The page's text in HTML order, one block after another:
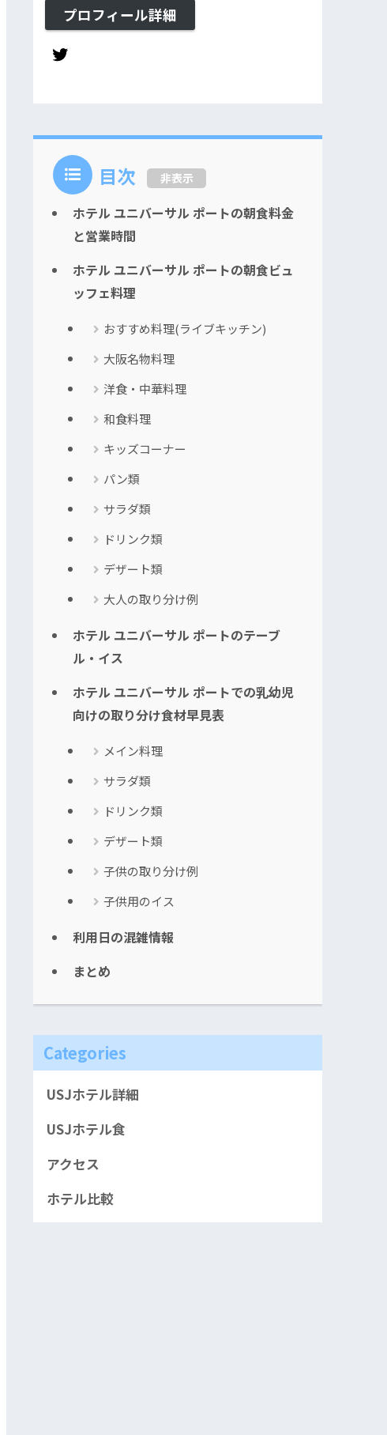
プロフィール詳細
目次 非表示
ホテル ユニバーサル ポートの朝食料金
と営業時間
ホテル ユニバーサル ポートの朝食ビュ
ッフェ料理
おすすめ料理(ライブキッチン)
大阪名物料理
洋食・中華料理
和食料理
キッズコーナー
パン類
サラダ類
ドリンク類
デザート類
大人の取り分け例
ホテル ユニバーサル ポートのテーブ
ル・イス
ホテル ユニバーサル ポートでの乳幼児
向けの取り分け食材早見表
メイン料理
サラダ類
ドリンク類
デザート類
子供の取り分け例
子供用のイス
利用日の混雑情報
まとめ
Categories
USJホテル詳細
USJホテル食
アクセス
ホテル比較